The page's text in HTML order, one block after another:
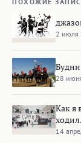
2 июля
28
Как я
14